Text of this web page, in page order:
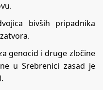
bivših pripadnika
genocid i druge zločine
u Srebrenici zasad je